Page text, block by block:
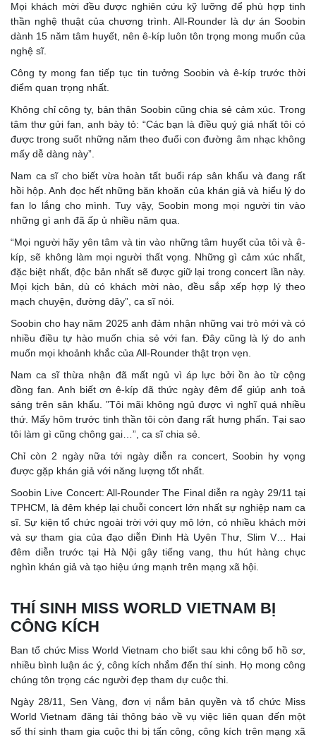
Mọi khách mời đều được nghiên cứu kỹ lưỡng để phù hợp tinh
thần nghệ thuật của chương trình. All-Rounder là dự án Soobin
dành 15 năm tâm huyết, nên ê-kíp luôn tôn trọng mong muốn của
nghệ sĩ.
Công ty mong fan tiếp tục tin tưởng Soobin và ê-kíp trước thời
điểm quan trọng nhất.
Không chỉ công ty, bản thân Soobin cũng chia sẻ cảm xúc. Trong
tâm thư gửi fan, anh bày tỏ: “Các bạn là điều quý giá nhất tôi có
được trong suốt những năm theo đuổi con đường âm nhạc không
mấy dễ dàng này”.
Nam ca sĩ cho biết vừa hoàn tất buổi ráp sân khấu và đang rất
hồi hộp. Anh đọc hết những băn khoăn của khán giả và hiểu lý do
fan lo lắng cho mình. Tuy vậy, Soobin mong mọi người tin vào
những gì anh đã ấp ủ nhiều năm qua.
“Mọi người hãy yên tâm và tin vào những tâm huyết của tôi và ê-
kíp, sẽ không làm mọi người thất vọng. Những gì cảm xúc nhất,
đặc biệt nhất, độc bản nhất sẽ được giữ lại trong concert lần này.
Mọi kịch bản, dù có khách mời nào, đều sắp xếp hợp lý theo
mạch chuyện, đường dây”, ca sĩ nói.
Soobin cho hay năm 2025 anh đảm nhận những vai trò mới và có
nhiều điều tự hào muốn chia sẻ với fan. Đây cũng là lý do anh
muốn mọi khoảnh khắc của All-Rounder thật trọn vẹn.
Nam ca sĩ thừa nhận đã mất ngủ vì áp lực bởi ồn ào từ cộng
đồng fan. Anh biết ơn ê-kíp đã thức ngày đêm để giúp anh toả
sáng trên sân khấu. ”Tôi mãi không ngủ được vì nghĩ quá nhiều
thứ. Mấy hôm trước tinh thần tôi còn đang rất hưng phấn. Tại sao
tôi làm gì cũng chông gai…”, ca sĩ chia sẻ.
Chỉ còn 2 ngày nữa tới ngày diễn ra concert, Soobin hy vọng
được gặp khán giả với năng lượng tốt nhất.
Soobin Live Concert: All-Rounder The Final diễn ra ngày 29/11 tại
TPHCM, là đêm khép lại chuỗi concert lớn nhất sự nghiệp nam ca
sĩ. Sự kiện tổ chức ngoài trời với quy mô lớn, có nhiều khách mời
và sự tham gia của đạo diễn Đinh Hà Uyên Thư, Slim V… Hai
đêm diễn trước tại Hà Nội gây tiếng vang, thu hút hàng chục
nghìn khán giả và tạo hiệu ứng mạnh trên mạng xã hội.
THÍ SINH MISS WORLD VIETNAM BỊ
CÔNG KÍCH
Ban tổ chức Miss World Vietnam cho biết sau khi công bố hồ sơ,
nhiều bình luận ác ý, công kích nhắm đến thí sinh. Họ mong công
chúng tôn trọng các người đẹp tham dự cuộc thi.
Ngày 28/11, Sen Vàng, đơn vị nắm bản quyền và tổ chức Miss
World Vietnam đăng tải thông báo về vụ việc liên quan đến một
số thí sinh tham gia cuộc thi bị tấn công, công kích trên mạng xã